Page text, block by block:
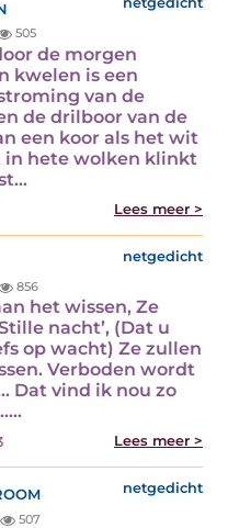
505
de morgen
kwelen is een
van de
de drilboor van de
een koor als het wit
in hete wolken klinkt
Lees meer >
netgedicht
856
het wissen, Ze
nacht’, (Dat u
op wacht) Ze zullen
Verboden wordt
Dat vind ik nou zo
Lees meer >
netgedicht
507